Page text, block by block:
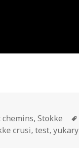
,Stokke
crusi,test,yukary